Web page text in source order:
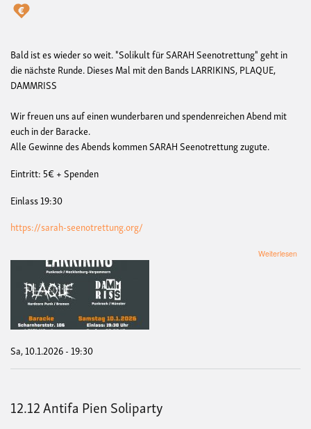
Bald ist es wieder so weit. "Solikult für SARAH Seenotrettung" geht in
die nächste Runde. Dieses Mal mit den Bands LARRIKINS, PLAQUE,
DAMMRISS
Wir freuen uns auf einen wunderbaren und spendenreichen Abend mit
euch in der Baracke.
Alle Gewinne des Abends kommen SARAH Seenotrettung zugute.
Eintritt: 5€ + Spenden
Einlass 19:30
https://sarah-seenotrettung.org/
Weiterlesen
Sa, 10.1.2026 - 19:30
12.12 Antifa Pien Soliparty